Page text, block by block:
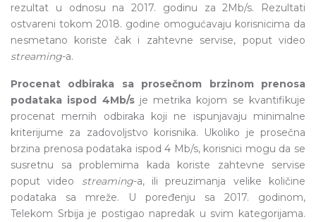
rezultat u odnosu na 2017. godinu za 2Mb/s. Rezultati
ostvareni tokom 2018. godine omogućavaju korisnicima da
nesmetano koriste čak i zahtevne servise, poput video
streaming-a.
Procenat odbiraka sa prosečnom brzinom prenosa
podataka ispod 4Mb/sje metrika kojom se kvantifikuje
procenat mernih odbiraka koji ne ispunjavaju minimalne
kriterijume za zadovoljstvo korisnika. Ukoliko je prosečna
brzina prenosa podataka ispod 4 Mb/s, korisnici mogu da se
susretnu sa problemima kada koriste zahtevne servise
poput video streaming-a, ili preuzimanja velike količine
podataka sa mreže. U poređenju sa 2017. godinom,
Telekom Srbija je postigao napredak u svim kategorijama.